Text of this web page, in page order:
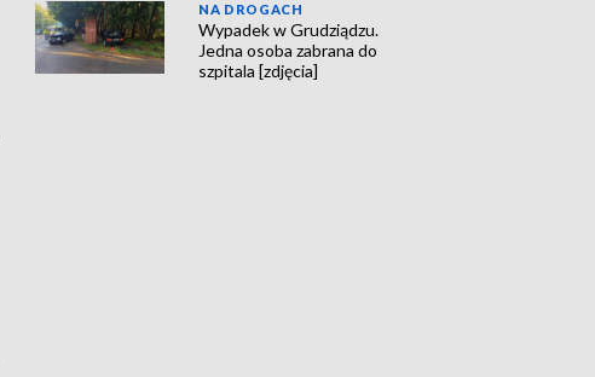
NA DROGACH
Wypadek w Grudziądzu.
Jedna osoba zabrana do
szpitala [zdjęcia]